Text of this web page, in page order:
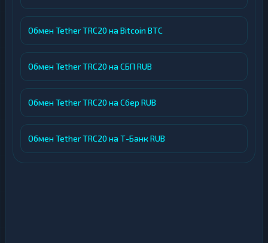
Обмен Tether TRC20 на Bitcoin BTC
Обмен Tether TRC20 на СБП RUB
Обмен Tether TRC20 на Сбер RUB
Обмен Tether TRC20 на Т-Банк RUB